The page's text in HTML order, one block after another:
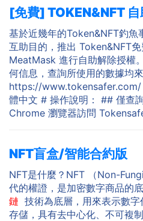
[免費] TOKEN&NFT
基於近幾年的Token&NFT釣魚
互助目的，推出 Token&NFT
MeatMask 進行自助解除授權
何信息，查詢所使用的數據均
https://www.tokensafer.com/
體中文 # 操作說明： ## 僅查
Chrome 瀏覽器訪問 Tokensafe
NFT盲盒/智能合約版
NFT是什麼？NFT （Non-
代的權證，是加密數字商品的
鏈 技術為底層，用來表示數
存儲，具有去中心化、不可複